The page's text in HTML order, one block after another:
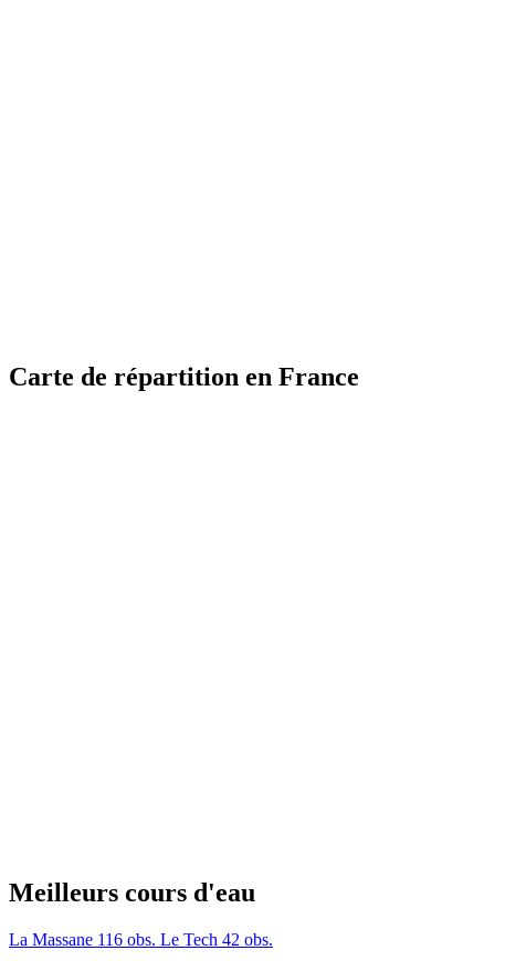
Carte de répartition en France
Meilleurs cours d'eau
La Massane 116 obs. Le Tech 42 obs.